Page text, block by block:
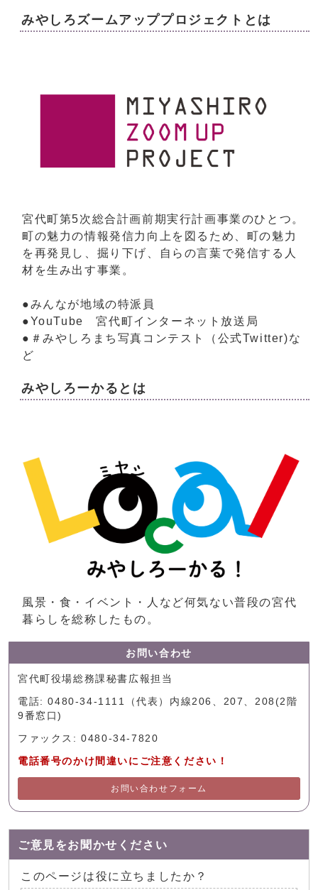
みやしろズームアッププロジェクトとは
宮代町第5次総合計画前期実行計画事業のひとつ。
町の魅力の情報発信力向上を図るため、町の魅力
を再発見し、掘り下げ、自らの言葉で発信する人
材を生み出す事業。
●みんなが地域の特派員
●YouTube 宮代町インターネット放送局
●＃みやしろまち写真コンテスト（公式Twitter)な
ど
みやしろーかるとは
風景・食・イベント・人など何気ない普段の宮代
暮らしを総称したもの。
お問い合わせ
宮代町役場総務課秘書広報担当
電話: 0480-34-1111（代表）内線206、207、208(2階
9番窓口)
ファックス: 0480-34-7820
電話番号のかけ間違いにご注意ください！
お問い合わせフォーム
ご意見をお聞かせください
このページは役に立ちましたか？